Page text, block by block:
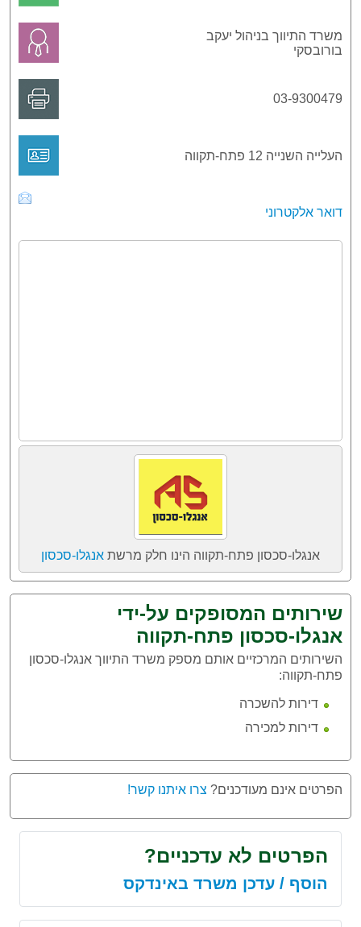
משרד התיווך בניהול יעקב
בורובסקי
03-9300479
העלייה השנייה 12 פתח-תקווה
דואר אלקטרוני
אנגלו-סכסון פתח-תקווה הינו חלק מרשת אנגלו-סכסון
שירותים המסופקים על-ידי
אנגלו-סכסון פתח-תקווה
השירותים המרכזיים אותם מספק משרד התיווך אנגלו-סכסון
פתח-תקווה:
דירות להשכרה
דירות למכירה
הפרטים אינם מעודכנים? צרו איתנו קשר!
הפרטים לא עדכניים?
הוסף / עדכן משרד באינדקס